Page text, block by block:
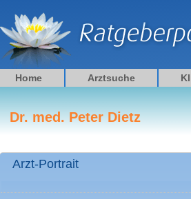
Home Arztsuche
Dr. med. Peter Dietz
Arzt-Portrait